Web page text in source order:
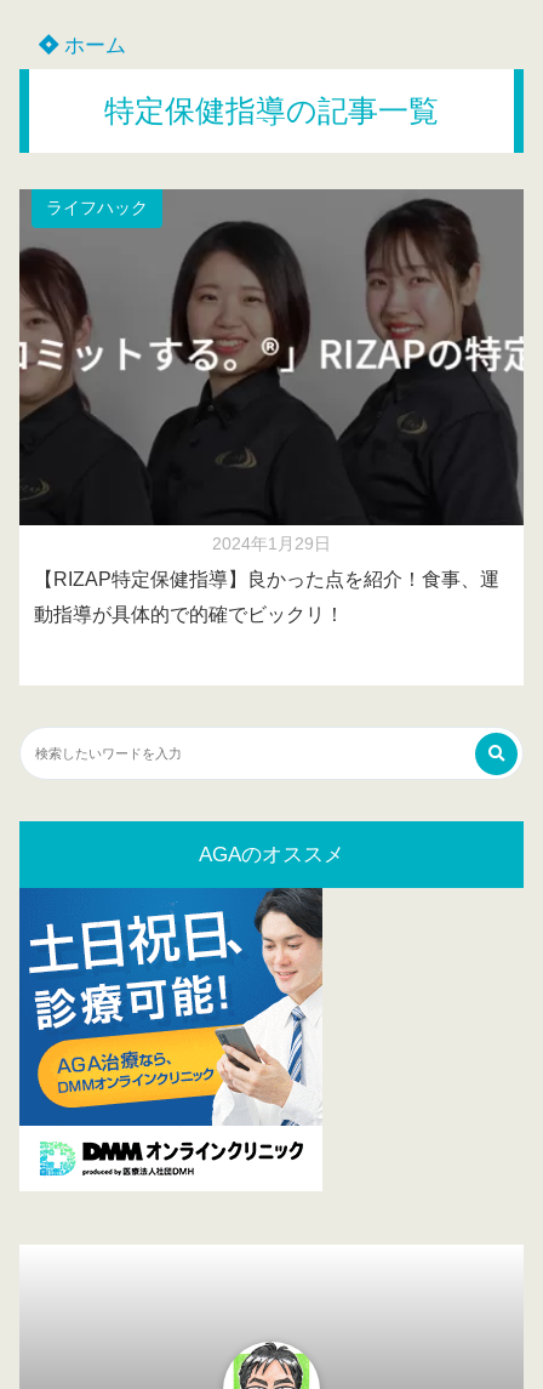
ホーム
特定保健指導の記事一覧
ライフハック
2024年1月29日
【RIZAP特定保健指導】良かった点を紹介！食事、運
動指導が具体的で的確でビックリ！
AGAのオススメ